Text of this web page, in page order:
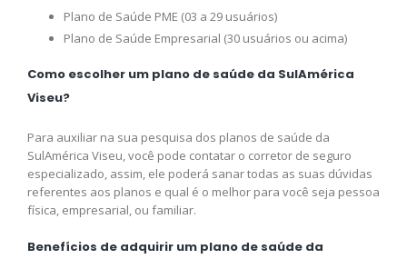
Plano de Saúde PME (03 a 29 usuários)
Plano de Saúde Empresarial (30 usuários ou acima)
Como escolher um plano de saúde da SulAmérica
Viseu?
Para auxiliar na sua pesquisa dos planos de saúde da
SulAmérica Viseu, você pode contatar o corretor de seguro
especializado, assim, ele poderá sanar todas as suas dúvidas
referentes aos planos e qual é o melhor para você seja pessoa
física, empresarial, ou familiar.
Benefícios de adquirir um plano de saúde da